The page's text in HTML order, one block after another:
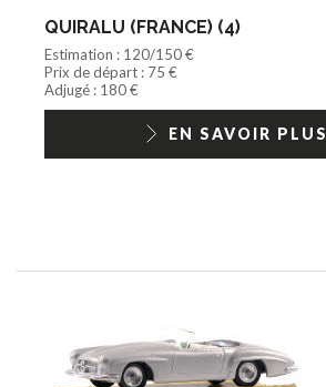
QUIRALU (FRANCE) (4)
Estimation : 120/150 €
Prix de départ : 75 €
Adjugé : 180 €
EN SAVOIR PLUS